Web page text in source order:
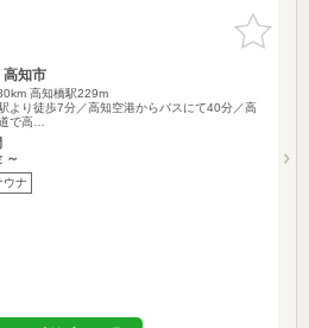
お気に入
りに追加
高知市
高知橋駅229m
駅より徒歩7分／高知空港からバスにて40分／高
で高…
～
ウナ